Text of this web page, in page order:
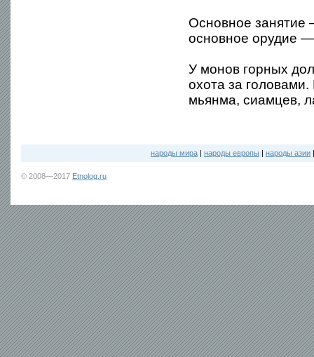
Основное занятие
основное орудие —
У монов горных
охота за
мьянма, сиамцев,
народы мира | народы европы | народы азии
© 2008—2017 Etnolog.ru